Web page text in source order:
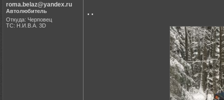
roma.belaz@yandex.ru
Автолюбитель
Откуда: Черповец
ТС: Н.И.В.А. 3D
..